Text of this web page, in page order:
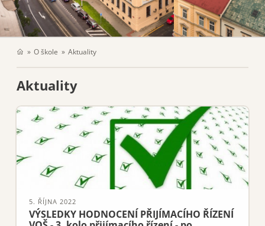
O škole Aktuality
Aktuality
5. ŘÍJNA 2022
VÝSLEDKY HODNOCENÍ PŘIJÍMACÍHO ŘÍZENÍ